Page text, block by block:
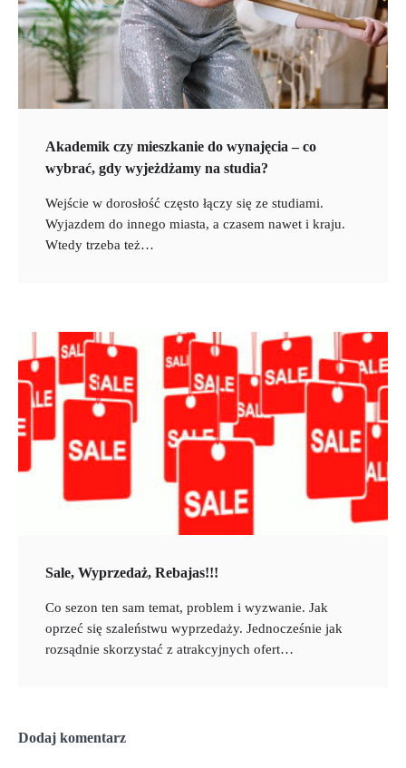
Akademik czy mieszkanie do wynajęcia – co
wybrać, gdy wyjeżdżamy na studia?
Wejście w dorosłość często łączy się ze studiami.
Wyjazdem do innego miasta, a czasem nawet i kraju.
Wtedy trzeba też…
Sale, Wyprzedaż, Rebajas!!!
Co sezon ten sam temat, problem i wyzwanie. Jak
oprzeć się szaleństwu wyprzedaży. Jednocześnie jak
rozsądnie skorzystać z atrakcyjnych ofert…
Dodaj komentarz